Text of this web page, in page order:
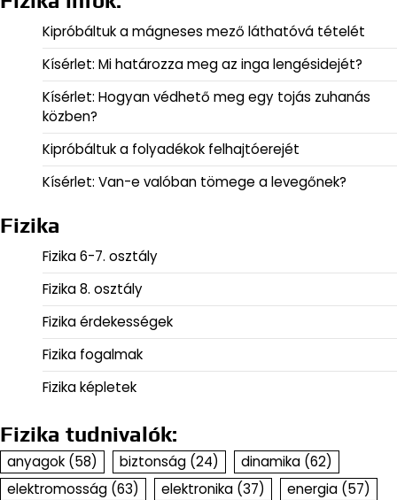
Kipróbáltuk a mágneses mező láthatóvá tételét
Kísérlet: Mi határozza meg az inga lengésidejét?
Kísérlet: Hogyan védhető meg egy tojás zuhanás
közben?
Kipróbáltuk a folyadékok felhajtóerejét
Kísérlet: Van-e valóban tömege a levegőnek?
Fizika
Fizika 6-7. osztály
Fizika 8. osztály
Fizika érdekességek
Fizika fogalmak
Fizika képletek
Fizika tudnivalók:
anyagok (58) biztonság (24) dinamika (62)
elektromosság (63) elektronika (37) energia (57)